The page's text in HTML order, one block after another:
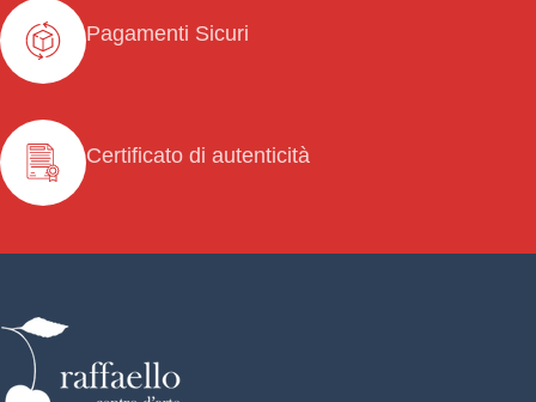
Pagamenti Sicuri
Certificato di autenticità